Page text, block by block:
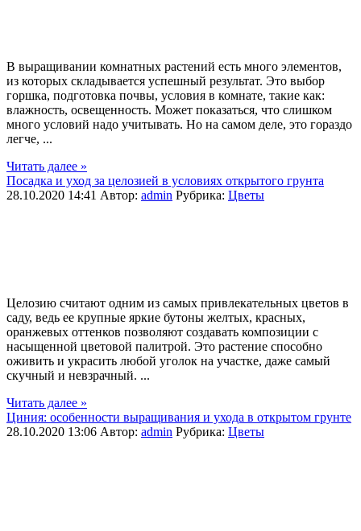
В выращивании комнатных растений есть много элементов,
из которых складывается успешный результат. Это выбор
горшка, подготовка почвы, условия в комнате, такие как:
влажность, освещенность. Может показаться, что слишком
много условий надо учитывать. Но на самом деле, это гораздо
легче, ...
Читать далее »
Посадка и уход за целозией в условиях открытого грунта
28.10.2020 14:41 Автор: admin Рубрика: Цветы
Целозию считают одним из самых привлекательных цветов в
саду, ведь ее крупные яркие бутоны желтых, красных,
оранжевых оттенков позволяют создавать композиции с
насыщенной цветовой палитрой. Это растение способно
оживить и украсить любой уголок на участке, даже самый
скучный и невзрачный. ...
Читать далее »
Циния: особенности выращивания и ухода в открытом грунте
28.10.2020 13:06 Автор: admin Рубрика: Цветы